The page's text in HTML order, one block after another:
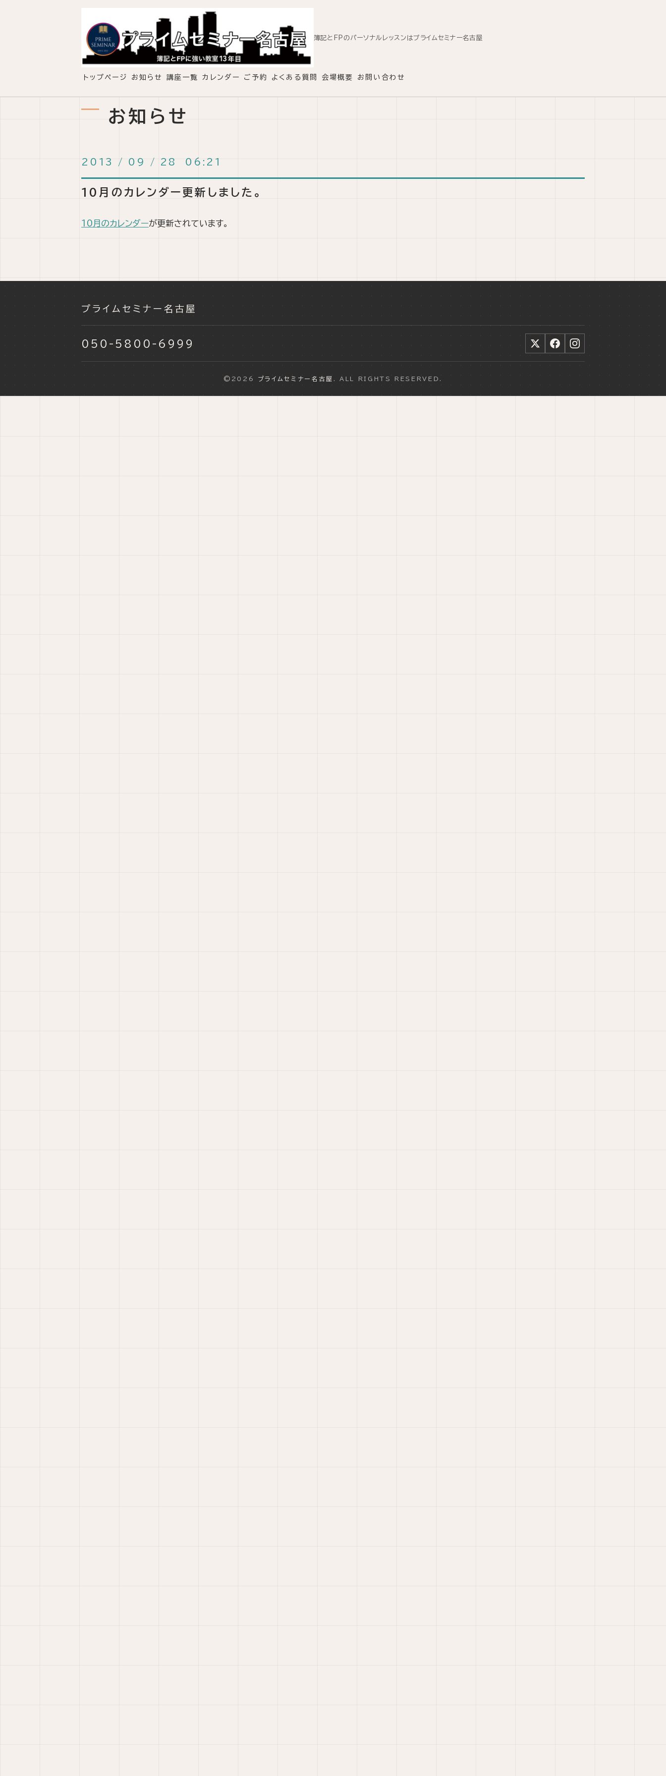
簿記とFPのパーソナルレッスンはプライムセミナー名古屋
トップページ お知らせ 講座一覧 カレンダー ご予約 よくある質問 会場概要 お問い合わせ
お知らせ
2013 / 09 / 28 06:21
10月のカレンダー更新しました。
10月のカレンダーが更新されています。
プライムセミナー名古屋
050-5800-6999
©2026 プライムセミナー名古屋 . ALL RIGHTS RESERVED.